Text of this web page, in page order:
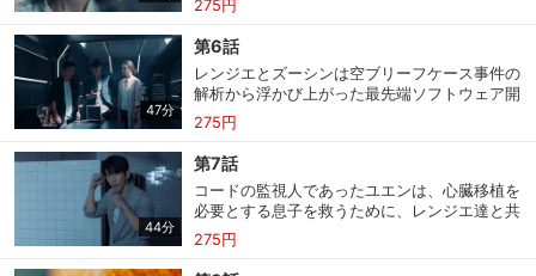
会員設定 会員情報 閉じる
会員情報変更
基本情報、本人連絡先、パスワード 、クレ
ジットカード情報の変更が可能です。
決済方法変更
に打ち明ける。ハンクは“コード”を解析したい
反面、追跡されることを懸念し、レンジエの手
助けをためらう。一方その頃、ランリーテクノ
ロジーでは市政府と極秘に進めている“プロフ
ェット計画”の進捗報告が行われていた。
275円
47分
第6話
レンジエとズーシンは空ブリーフケース事件の
解析から浮かび上がった最先端ソフトウェア開
発会社・ランリーテクノロジーに行き、最新の
プロジェクトを探ろうとするが担当者にはぐら
かされてしまう。一方その間に仮想空間ゲーム
で遊んでいたハンクは、仮想空間の中で“コー
ド”に出くわす。“コード”の真偽を確かめる為
に願い事をしたハンクに与えられた対価の“任
務”とは…。
275円
44分
第7話
コードの監視人であったユエンは、心臓移植を
必要とする息子を救うために、レンジエ達と共
にコードの正体を追う。レンジエとユエンは監
視人の携帯を奪うべく、コードから与えられた
次の任務の現場に向かうが、その任務内容はレ
275円